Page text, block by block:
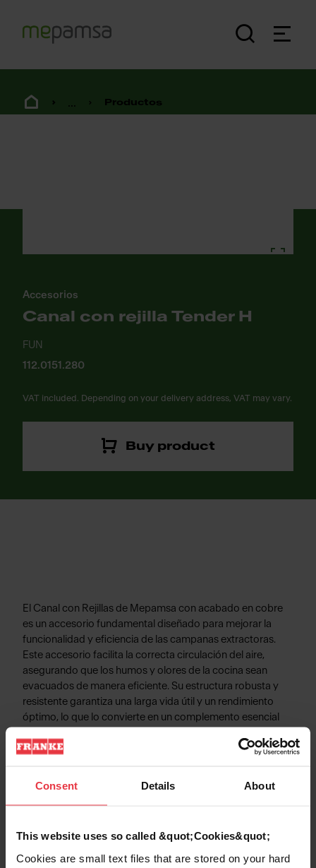
Consent Details About
This website uses so called &quot;Cookies&quot;
Cookies are small text files that are stored on your hard
... Productos
Accesorios
Canal con rejilla Tender H
FUN
112.0151.280
VAT included. Depending on your delivery address, VAT may vary.
Buy product
El Canal con Rejillas de Mepamsa con acabado en cobre
es un accesorio fundamental diseñado para mejorar la
funcionalidad y eficiencia de las campanas extractoras.
Este accesorio facilita la correcta circulación del aire,
asegurando que los humos y olores de la cocina sean
evacuados de manera eficiente. Su estructura robusta y
resistente garantiza una larga vida útil y un rendimiento
óptimo, lo que lo convierte en un complemento esencial
compatible con una variedad de modelos de campanas
Información de Producto